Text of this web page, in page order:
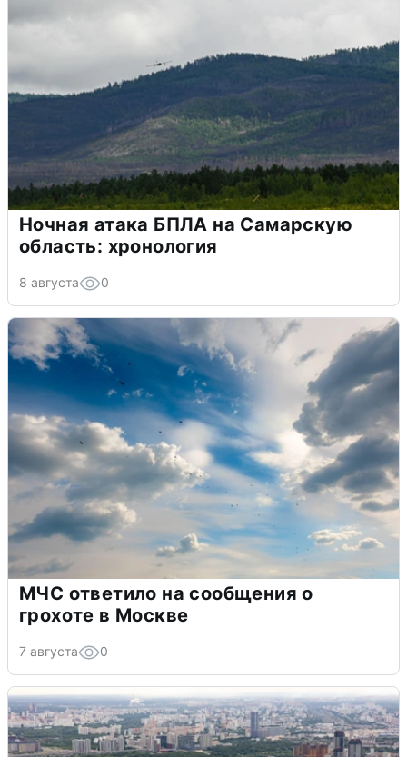
Ночная атака БПЛА на Самарскую
область: хронология
8 августа 0
МЧС ответило на сообщения о
грохоте в Москве
7 августа 0